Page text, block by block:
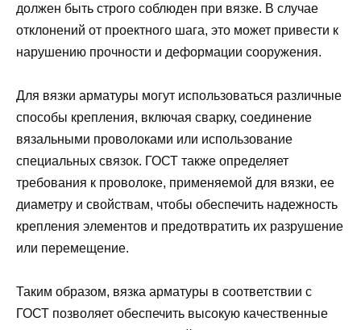
должен быть строго соблюден при вязке. В случае
отклонений от проектного шага, это может привести к
нарушению прочности и деформации сооружения.
Для вязки арматуры могут использоваться различные
способы крепления, включая сварку, соединение
вязальными проволоками или использование
специальных связок. ГОСТ также определяет
требования к проволоке, применяемой для вязки, ее
диаметру и свойствам, чтобы обеспечить надежность
крепления элементов и предотвратить их разрушение
или перемещение.
Таким образом, вязка арматуры в соответствии с
ГОСТ позволяет обеспечить высокую качественные